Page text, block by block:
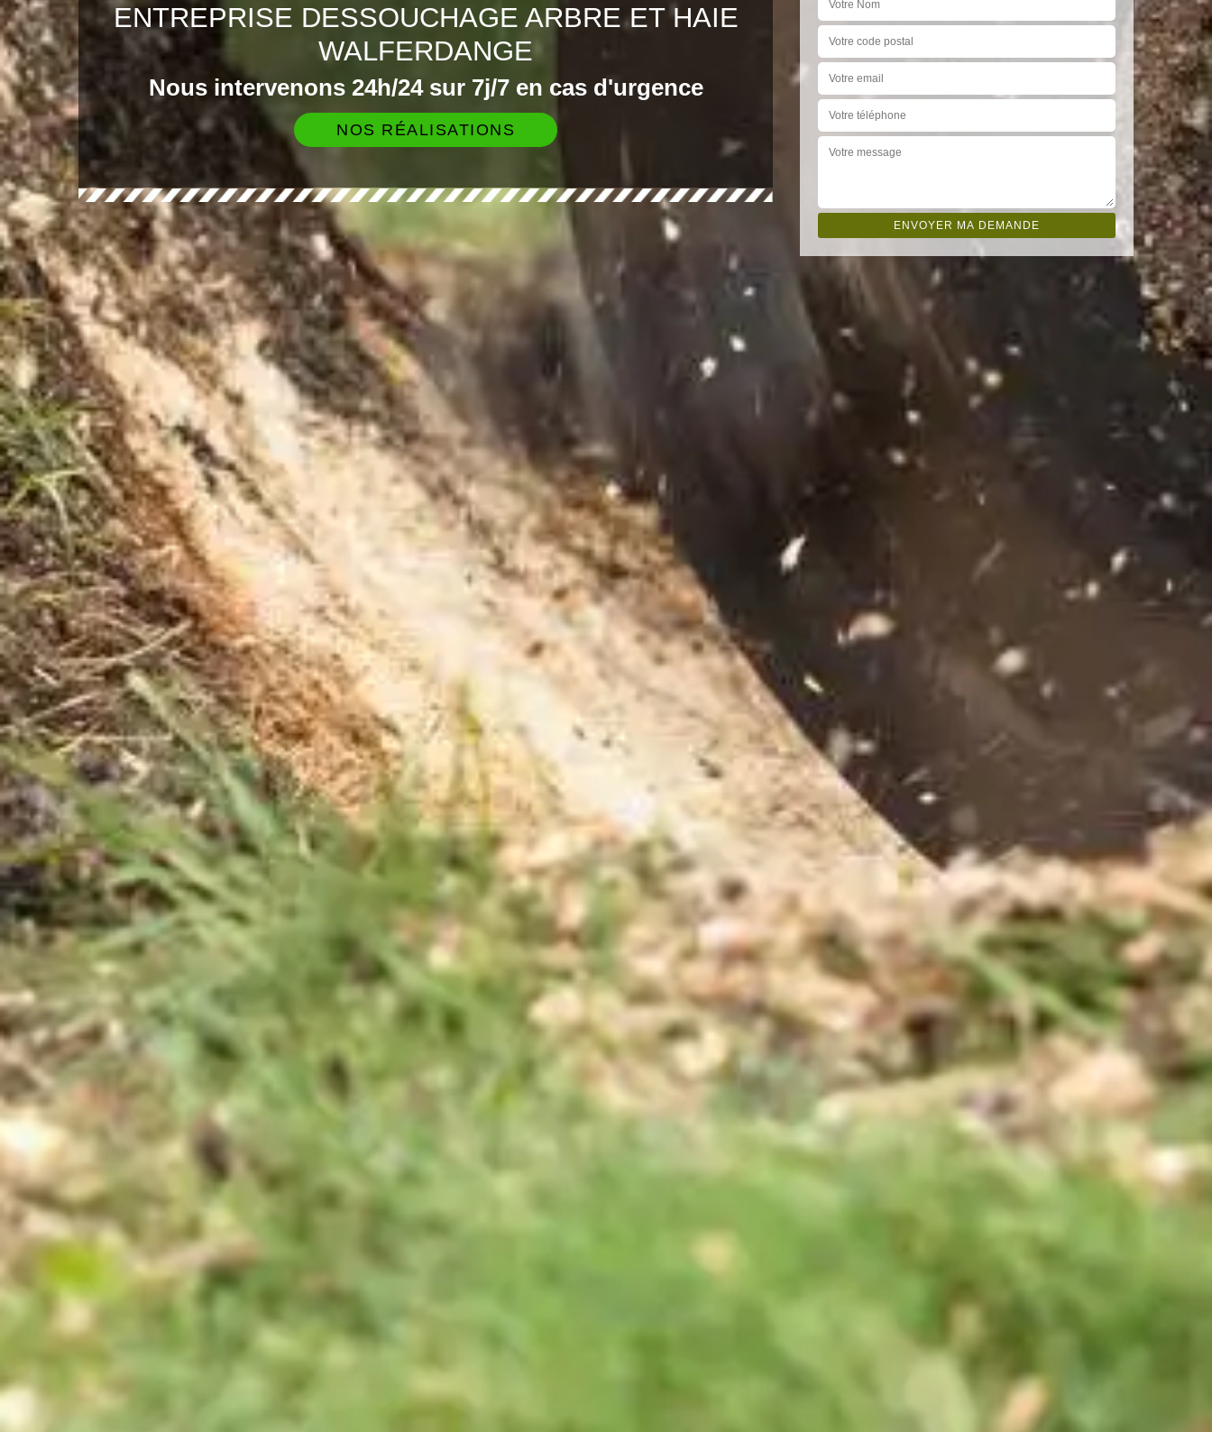
ENTREPRISE DESSOUCHAGE ARBRE ET HAIE
WALFERDANGE
Nous intervenons 24h/24 sur 7j/7 en cas d'urgence
NOS RÉALISATIONS